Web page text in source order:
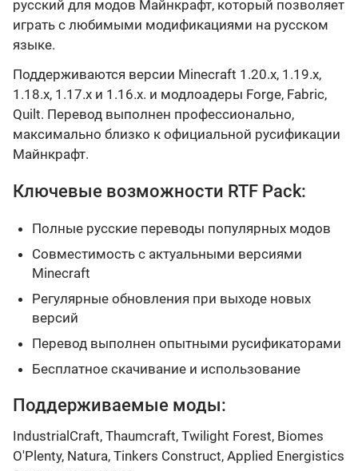
русский для модов Майнкрафт, который позволяет
играть с любимыми модификациями на русском
языке.
Поддерживаются версии Minecraft 1.20.x, 1.19.x,
1.18.x, 1.17.x и 1.16.x. и модлоадеры Forge, Fabric,
Quilt. Перевод выполнен профессионально,
максимально близко к официальной русификации
Майнкрафт.
Ключевые возможности RTF Pack:
Полные русские переводы популярных модов
Совместимость с актуальными версиями
Minecraft
Регулярные обновления при выходе новых
версий
Перевод выполнен опытными русификаторами
Бесплатное скачивание и использование
Поддерживаемые моды:
IndustrialCraft, Thaumcraft, Twilight Forest, Biomes
O'Plenty, Natura, Tinkers Construct, Applied Energistics